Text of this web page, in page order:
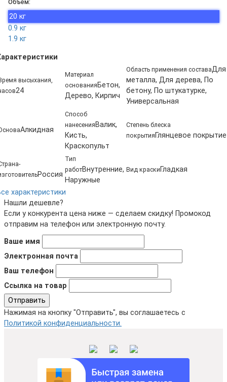
Объём:
20 кг
0.9 кг
1.9 кг
высыхания,
24
Материал
основания Бетон,
Дерево, Кирпич
Область применения составаДля
металла, Для дерева, По
бетону, По штукатурке,
Универсальная
Алкидная
Способ
нанесения Валик,
Кисть,
Краскопульт
Степень блеска
покрытия Глянцевое покрытие
Россия
Тип
работВнутренние,
Наружные
Вид краски Гладкая
характеристики
Нашли дешевле?
Если у конкурента цена ниже — сделаем скидку! Промокод
отправим на телефон или электронную почту.
Ваше имя
Электронная почта
Ваш телефон
Ссылка на товар
Отправить
Нажимая на кнопку "Отправить", вы соглашаетесь с
Политикой конфиденциальности.